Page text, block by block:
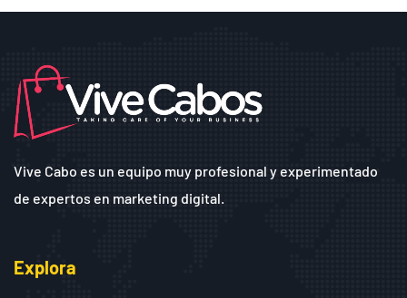
Vive Cabo es un equipo muy profesional y experimentado
de expertos en marketing digital.
Explora